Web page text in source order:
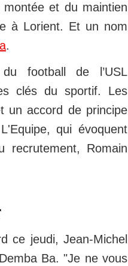
et du maintien
à Lorient. Et un nom
.
du football de l’USL
clés du sportif. Les
un accord de principe
qui évoquent
recrutement, Romain
ce jeudi, Jean‑Michel
Ba. "Je ne vous